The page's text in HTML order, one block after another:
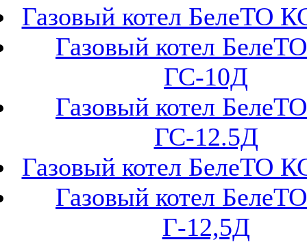
Газовый котел БелеТО
Газовый котел
ГС-10Д
Газовый котел
ГС-12.5Д
Газовый котел БелеТО
Газовый котел
Г-12,5Д